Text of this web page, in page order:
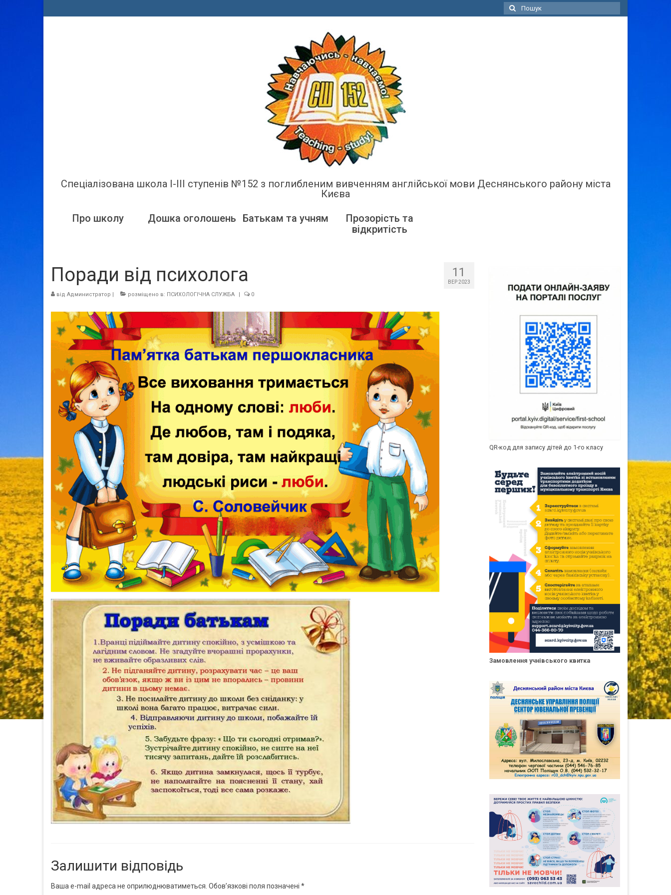
Пошук
для:
Спеціалізована школа І-ІІІ ступенів №152 з поглибленим вивченням англійської мови Деснянського району міста
Києва
Про школу Дошка оголошень Батькам та учням
Прозорість та
відкритість
11
ВЕР 2023
Поради від психолога
від Администратор | розміщено в: ПСИХОЛОГІЧНА СЛУЖБА | 0
Залишити відповідь
Ваша e-mail адреса не оприлюднюватиметься. Обов’язкові поля позначені *
QR-код для запису дітей до 1-го класу
Замовлення учнівського квитка